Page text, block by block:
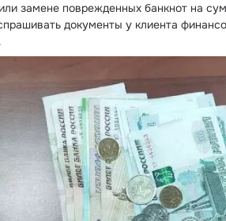
замене поврежденных банкнот на
документы у клиента